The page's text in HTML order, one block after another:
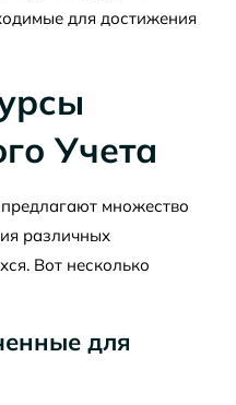
для достижения
Учета
множество
различных
Вот несколько
для